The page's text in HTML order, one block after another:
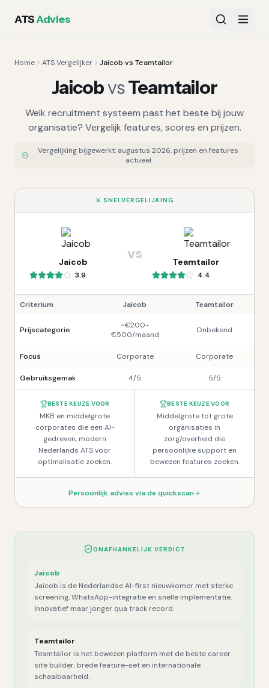
ATSAdvies
Home ATS Vergelijker Jaicob vs Teamtailor
JaicobvsTeamtailor
Welk recruitment systeem past het beste bij jouw
organisatie? Vergelijk features, scores en prijzen.
Vergelijking bijgewerkt: augustus 2026, prijzen en features
actueel
⚔️ SNELVERGELIJKING
Jaicob
3.9
vs Teamtailor
4.4
Criterium Jaicob Teamtailor
Prijscategorie
~€200-
€500/maand
Onbekend
Focus Corporate Corporate
Gebruiksgemak 4/5 5/5
BESTE KEUZE VOOR
MKB en middelgrote
corporates die een AI-
gedreven, modern
Nederlands ATS voor
optimalisatie zoeken.
BESTE KEUZE VOOR
Middelgrote tot grote
organisaties in
zorg/overheid die
persoonlijke support en
bewezen features zoeken.
Persoonlijk advies via de quickscan
ONAFHANKELIJK VERDICT
Jaicob
Jaicob is de Nederlandse AI-first nieuwkomer met sterke
screening, WhatsApp-integratie en snelle implementatie.
Innovatief maar jonger qua track record.
Teamtailor
Teamtailor is het bewezen platform met de beste career
site builder, brede feature-set en internationale
schaalbaarheid.